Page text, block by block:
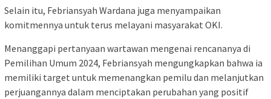
Selain itu, Febriansyah Wardana juga menyampaikan
komitmennya untuk terus melayani masyarakat OKI.
Menanggapi pertanyaan wartawan mengenai rencananya di
Pemilihan Umum 2024, Febriansyah mengungkapkan bahwa ia
memiliki target untuk memenangkan pemilu dan melanjutkan
perjuangannya dalam menciptakan perubahan yang positif